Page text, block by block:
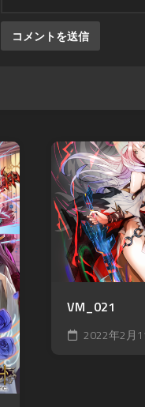
VM_021
2022年2月